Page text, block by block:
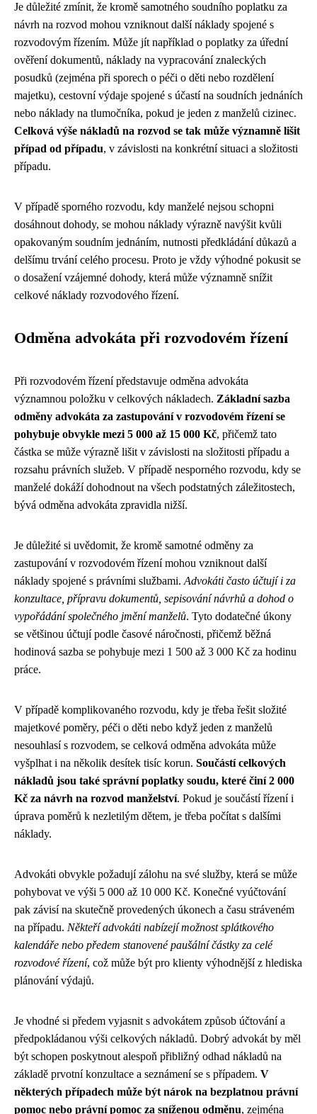
Je důležité zmínit, že kromě samotného soudního poplatku za
návrh na rozvod mohou vzniknout další náklady spojené s
rozvodovým řízením. Může jít například o poplatky za úřední
ověření dokumentů, náklady na vypracování znaleckých
posudků (zejména při sporech o péči o děti nebo rozdělení
majetku), cestovní výdaje spojené s účastí na soudních jednáních
nebo náklady na tlumočníka, pokud je jeden z manželů cizinec.
Celková výše nákladů na rozvod se tak může významně lišit
případ od případu, v závislosti na konkrétní situaci a složitosti
případu.
V případě sporného rozvodu, kdy manželé nejsou schopni
dosáhnout dohody, se mohou náklady výrazně navýšit kvůli
opakovaným soudním jednáním, nutnosti předkládání důkazů a
delšímu trvání celého procesu. Proto je vždy výhodné pokusit se
o dosažení vzájemné dohody, která může významně snížit
celkové náklady rozvodového řízení.
Odměna advokáta při rozvodovém řízení
Při rozvodovém řízení představuje odměna advokáta
významnou položku v celkových nákladech. Základní sazba
odměny advokáta za zastupování v rozvodovém řízení se
pohybuje obvykle mezi 5 000 až 15 000 Kč, přičemž tato
částka se může výrazně lišit v závislosti na složitosti případu a
rozsahu právních služeb. V případě nesporného rozvodu, kdy se
manželé dokáží dohodnout na všech podstatných záležitostech,
bývá odměna advokáta zpravidla nižší.
Je důležité si uvědomit, že kromě samotné odměny za
zastupování v rozvodovém řízení mohou vzniknout další
náklady spojené s právními službami. Advokáti často účtují i za
konzultace, přípravu dokumentů, sepisování návrhů a dohod o
vypořádání společného jmění manželů. Tyto dodatečné úkony
se většinou účtují podle časové náročnosti, přičemž běžná
hodinová sazba se pohybuje mezi 1 500 až 3 000 Kč za hodinu
práce.
V případě komplikovaného rozvodu, kdy je třeba řešit složité
majetkové poměry, péči o děti nebo když jeden z manželů
nesouhlasí s rozvodem, se celková odměna advokáta může
vyšplhat i na několik desítek tisíc korun. Součástí celkových
nákladů jsou také správní poplatky soudu, které činí 2 000
Kč za návrh na rozvod manželství. Pokud je součástí řízení i
úprava poměrů k nezletilým dětem, je třeba počítat s dalšími
náklady.
Advokáti obvykle požadují zálohu na své služby, která se může
pohybovat ve výši 5 000 až 10 000 Kč. Konečné vyúčtování
pak závisí na skutečně provedených úkonech a času stráveném
na případu. Někteří advokáti nabízejí možnost splátkového
kalendáře nebo předem stanovené paušální částky za celé
rozvodové řízení, což může být pro klienty výhodnější z hlediska
plánování výdajů.
Je vhodné si předem vyjasnit s advokátem způsob účtování a
předpokládanou výši celkových nákladů. Dobrý advokát by měl
být schopen poskytnout alespoň přibližný odhad nákladů na
základě prvotní konzultace a seznámení se s případem. V
některých případech může být nárok na bezplatnou právní
pomoc nebo právní pomoc za sníženou odměnu, zejména